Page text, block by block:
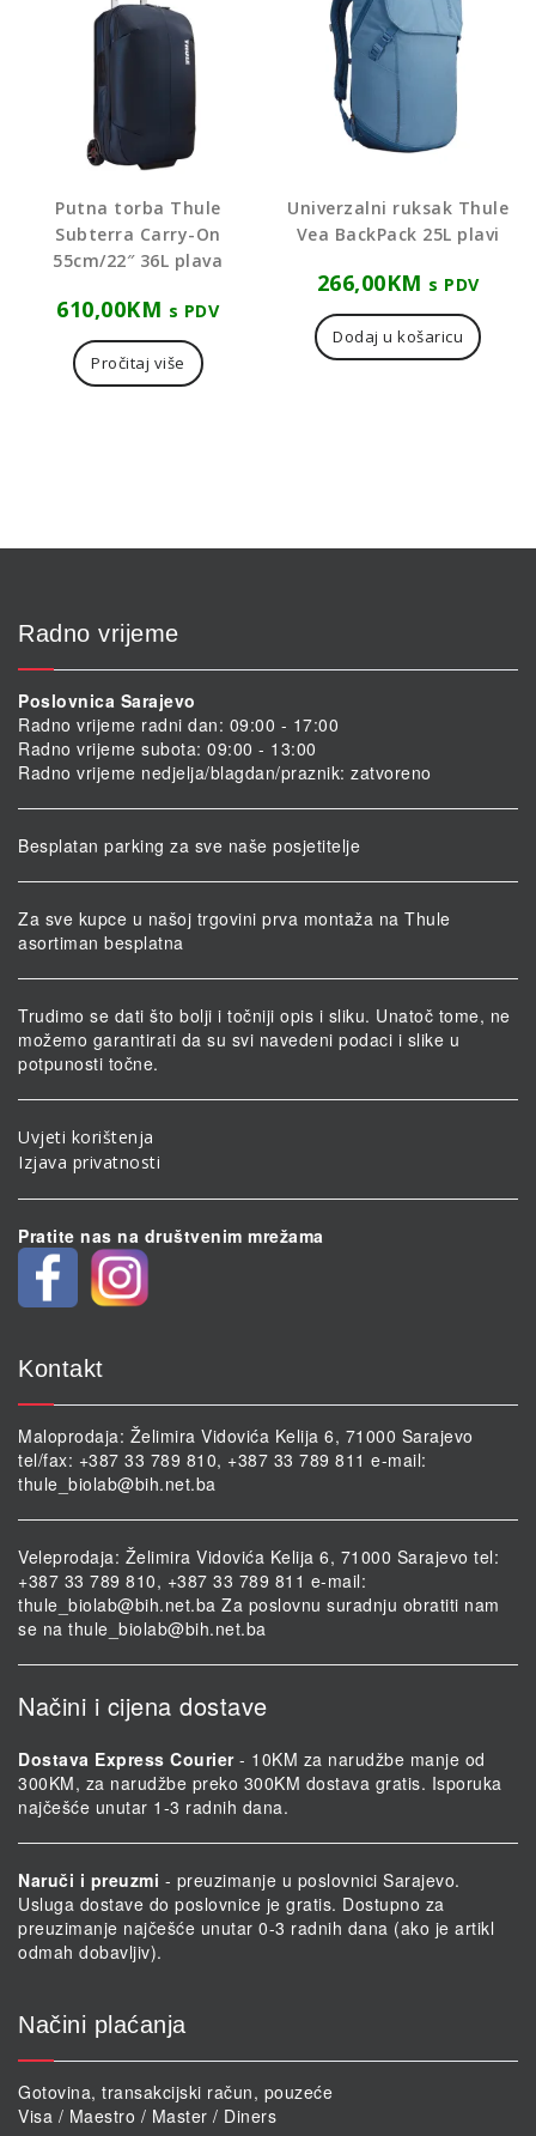
Putna torba Thule
Subterra Carry-On
55cm/22″ 36L plava
610,00KM s PDV
Pročitaj više
Univerzalni ruksak Thule
Vea BackPack 25L plavi
266,00KM s PDV
Dodaj u košaricu
Radno vrijeme
Poslovnica Sarajevo
Radno vrijeme radni dan: 09:00 - 17:00
Radno vrijeme subota: 09:00 - 13:00
Radno vrijeme nedjelja/blagdan/praznik: zatvoreno
Besplatan parking za sve naše posjetitelje
Za sve kupce u našoj trgovini prva montaža na Thule
asortiman besplatna
Trudimo se dati što bolji i točniji opis i sliku. Unatoč tome, ne
možemo garantirati da su svi navedeni podaci i slike u
potpunosti točne.
Uvjeti korištenja
Izjava privatnosti
Pratite nas na društvenim mrežama
Kontakt
Maloprodaja: Želimira Vidovića Kelija 6, 71000 Sarajevo
tel/fax: +387 33 789 810, +387 33 789 811 e-mail:
thule_biolab@bih.net.ba
Veleprodaja: Želimira Vidovića Kelija 6, 71000 Sarajevo tel:
+387 33 789 810, +387 33 789 811 e-mail:
thule_biolab@bih.net.ba Za poslovnu suradnju obratiti nam
se na thule_biolab@bih.net.ba
Načini i cijena dostave
Dostava Express Courier- 10KM za narudžbe manje od
300KM, za narudžbe preko 300KM dostava gratis. Isporuka
najčešće unutar 1-3 radnih dana.
Naruči i preuzmi - preuzimanje u poslovnici Sarajevo.
Usluga dostave do poslovnice je gratis. Dostupno za
preuzimanje najčešće unutar 0-3 radnih dana (ako je artikl
odmah dobavljiv).
Načini plaćanja
Gotovina, transakcijski račun, pouzeće
Visa / Maestro / Master / Diners